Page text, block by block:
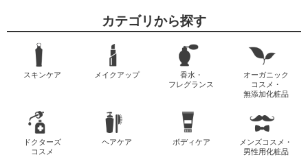
カテゴリから探す
スキンケア メイクアップ
香水・
フレグランス
オーガニック
コスメ・
無添加化粧品
ドクターズ
コスメ
ヘアケア ボディケア
メンズコスメ・
男性用化粧品